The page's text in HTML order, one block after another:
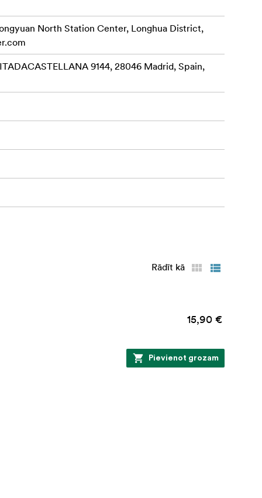
North Station Center, Longhua District,
9144, 28046 Madrid, Spain,
Rādīt kā
15,90 €
Pievienot grozam